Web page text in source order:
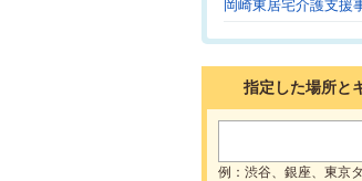
岡崎東居宅介護支援
指定した場所と
例：渋谷、銀座、東京